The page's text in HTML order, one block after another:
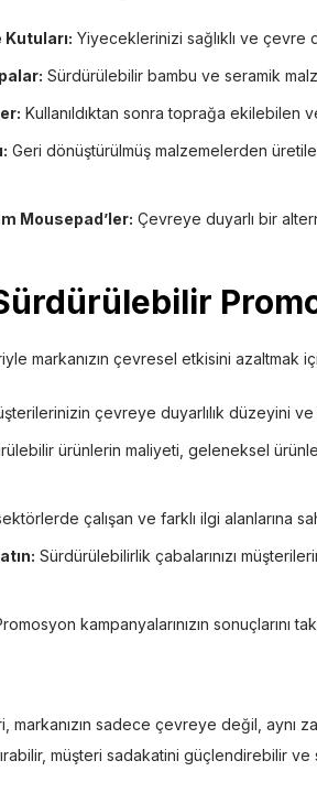
Yiyeceklerinizi sağlıklı ve çevre
Sürdürülebilir bambu ve seramik
Kullanıldıktan sonra toprağa ekilebilen
Geri dönüştürülmüş malzemelerden
Mousepad’ler: Çevreye duyarlı bir
markanızın çevresel etkisini azaltmak
çevreye duyarlılık düzeyini
ürünlerin maliyeti, geleneksel
çalışan ve farklı ilgi alanlarına
Sürdürülebilirlik çabalarınızı
kampanyalarınızın sonuçlarını
sadece çevreye değil, aynı
müşteri sadakatini güçlendirebilir